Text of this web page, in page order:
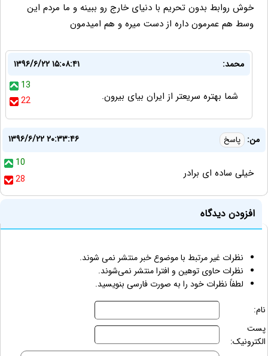
خوش روابط بدون تحريم با دنياى خارج رو ببينه و ما مردم اين
وسط هم عمرمون داره از دست ميره و هم اميدمون
محمد:
۱۳۹۶/۶/۲۲ ۱۵:۰۸:۴۱
13
22
شما بهتره سریعتر از ایران بیای بیرون.
من: پاسخ
۱۳۹۶/۶/۲۲ ۲۰:۳۳:۴۶
10
28
خیلی ساده ای برادر
افزودن دیدگاه
نظرات غیر مرتبط با موضوع خبر منتشر نمی شوند.
نظرات حاوی توهین و افترا منتشر نمی‌شوند.
لطفاً نظرات خود را به صورت فارسی بنویسید.
نام:
پست
الکترونیک: